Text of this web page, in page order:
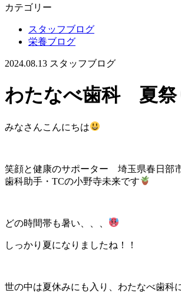
カテゴリー
スタッフブログ
栄養ブログ
2024.08.13 スタッフブログ
わたなべ歯科 夏祭
みなさんこんにちは
笑顔と健康のサポーター 埼玉県春日
歯科助手・TCの小野寺未来です
どの時間帯も暑い、、、
しっかり夏になりましたね！！
世の中は夏休みにも入り、わたなべ歯科